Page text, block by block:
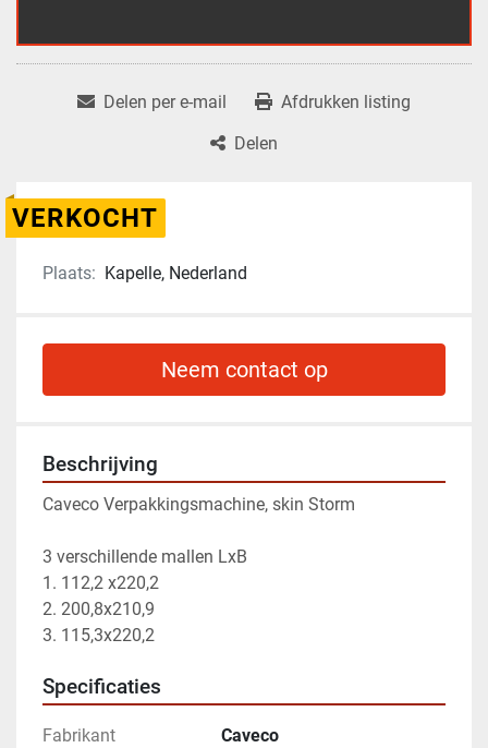
Delen per e-mail
Afdrukken listing
Delen
VERKOCHT
Plaats: Kapelle, Nederland
Neem contact op
Beschrijving
Caveco Verpakkingsmachine, skin Storm
3 verschillende mallen LxB
1. 112,2 x220,2
2. ⁠200,8x210,9
3. ⁠115,3x220,2
Specificaties
Fabrikant Caveco